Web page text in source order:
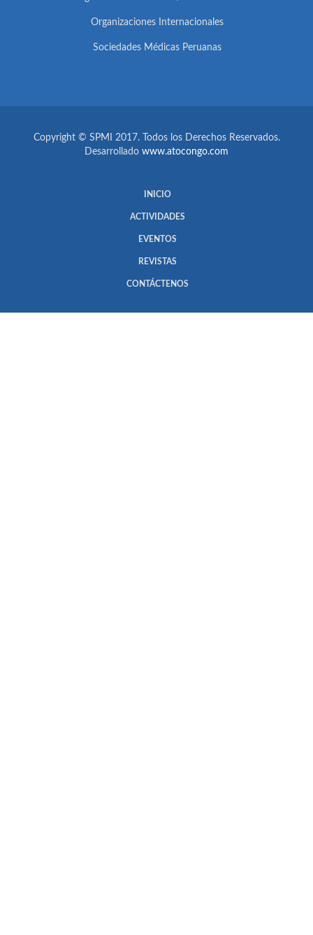
Organizaciones Internacionales
Sociedades Médicas Peruanas
Copyright © SPMI 2017. Todos los Derechos Reservados.
Desarrollado www.atocongo.com
INICIO
ACTIVIDADES
EVENTOS
REVISTAS
CONTÁCTENOS